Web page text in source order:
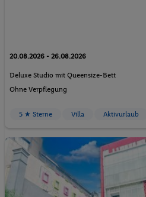
20.08.2026 - 26.08.2026
Deluxe Studio mit Queensize-Bett
Ohne Verpflegung
5 ★ Sterne Villa Aktivurlaub